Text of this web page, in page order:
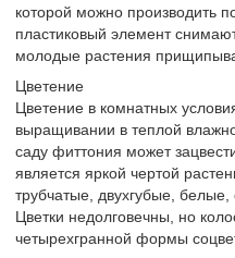
которой можно производить
пластиковый элемент
молодые растения
Цветение
Цветение в комнатных
выращивании в теплой
саду фиттония может
является яркой чертой
трубчатые, двухгубые,
Цветки недолговечны, но
четырехгранной формы